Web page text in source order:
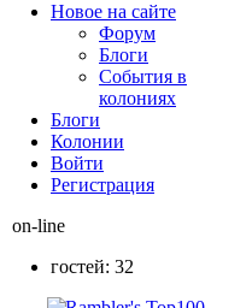
Новое на сайте
Форум
Блоги
События в
колониях
Блоги
Колонии
Войти
Peгиcтpaция
on-line
гостей: 32